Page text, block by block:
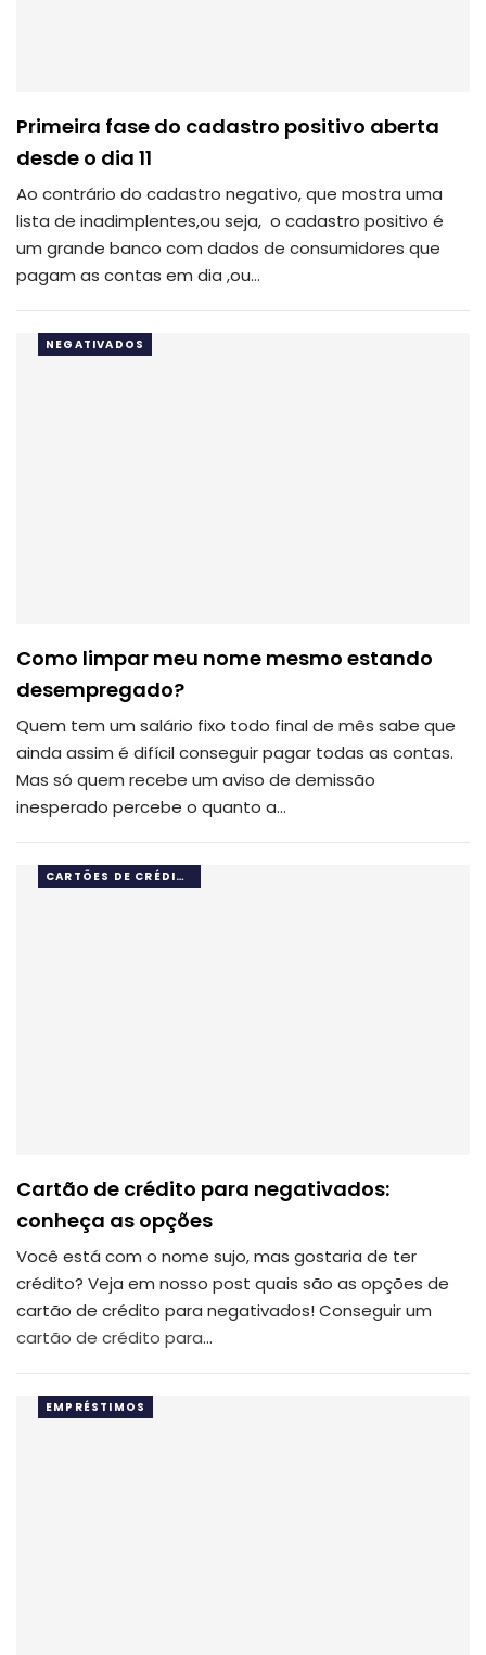
Primeira fase do cadastro positivo aberta
desde o dia 11
Ao contrário do cadastro negativo, que mostra uma
lista de inadimplentes,ou seja, o cadastro positivo é
um grande banco com dados de consumidores que
pagam as contas em dia ,ou…
NEGATIVADOS
Como limpar meu nome mesmo estando
desempregado?
Quem tem um salário fixo todo final de mês sabe que
ainda assim é difícil conseguir pagar todas as contas.
Mas só quem recebe um aviso de demissão
inesperado percebe o quanto a…
CARTÕES DE CRÉDITO
Cartão de crédito para negativados:
conheça as opções
Você está com o nome sujo, mas gostaria de ter
crédito? Veja em nosso post quais são as opções de
cartão de crédito para negativados! Conseguir um
cartão de crédito para…
EMPRÉSTIMOS